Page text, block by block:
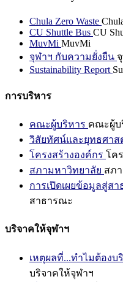
Chula Zero Waste
CU Shuttle Bus CU
MuvMi MuvMi
จุฬาฯ กับความยั่งยืน
Sustainability Report
การบริหาร
คณะผู้บริหาร คณะผู้บ
วิสัยทัศน์และยุทธศาส
โครงสร้างองค์กร โค
สภามหาวิทยาลัย สภ
การเปิดเผยข้อมูลสู่ส
สาธารณะ
บริจาคให้จุฬาฯ
เหตุผลที่...ทำไมต้องบ
บริจาคให้จุฬาฯ